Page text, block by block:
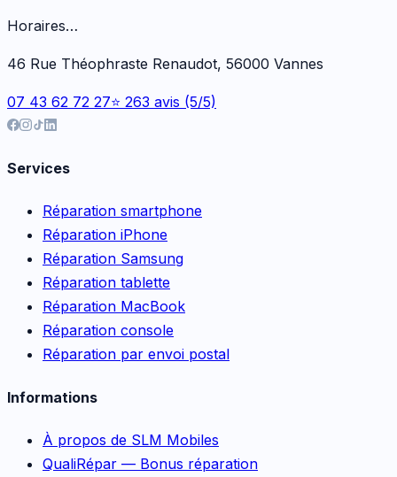
Horaires…
46 Rue Théophraste Renaudot, 56000 Vannes
07 43 62 72 27⭐ 263 avis (5/5)
Services
Réparation smartphone
Réparation iPhone
Réparation Samsung
Réparation tablette
Réparation MacBook
Réparation console
Réparation par envoi postal
Informations
À propos de SLM Mobiles
QualiRépar — Bonus réparation